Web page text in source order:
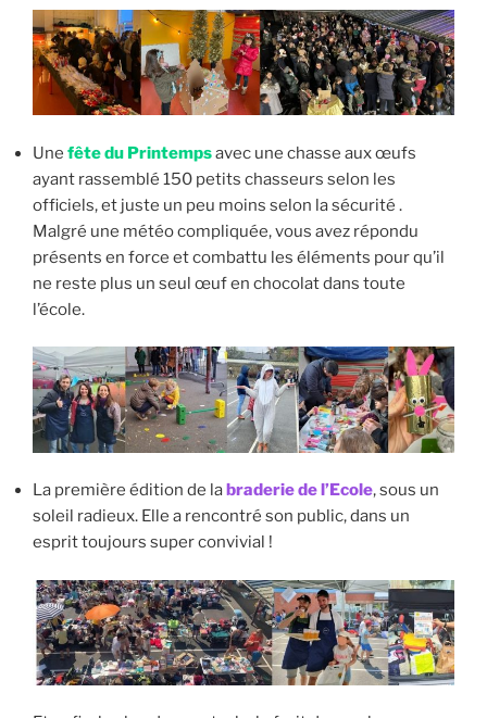
Une fête du Printempsavec une chasse aux œufs
ayant rassemblé 150 petits chasseurs selon les
officiels, et juste un peu moins selon la sécurité .
Malgré une météo compliquée, vous avez répondu
présents en force et combattu les éléments pour qu’il
ne reste plus un seul œuf en chocolat dans toute
l’école.
La première édition de labraderie de l’Ecole, sous un
soleil radieux. Elle a rencontré son public, dans un
esprit toujours super convivial !